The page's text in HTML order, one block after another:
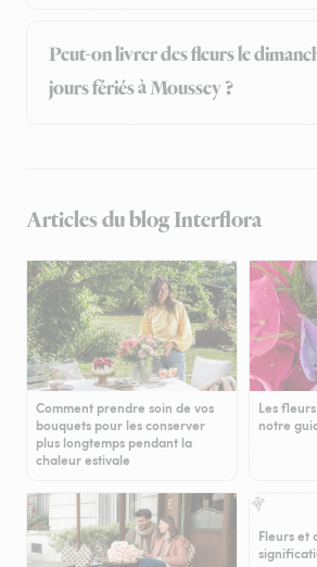
Peut-on livrer des fleurs le
jours fériés à Moussey ?
Articles du blog Interflora
Comment prendre soin de vos
bouquets pour les conserver
plus longtemps pendant la
chaleur estivale
Les
notre
Fleurs et